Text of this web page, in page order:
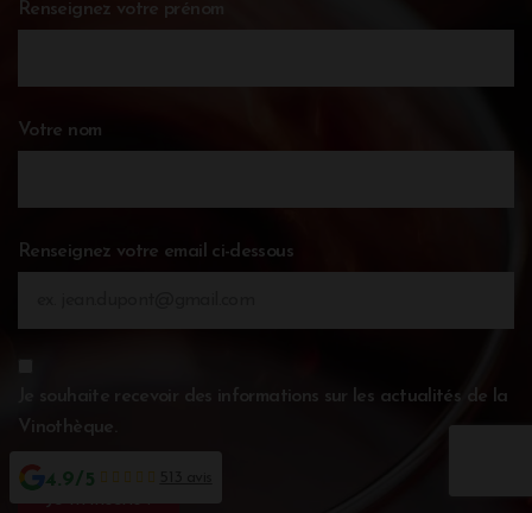
Renseignez votre prénom
Votre nom
Renseignez votre email ci-dessous
Je souhaite recevoir des informations sur les actualités de la
Vinothèque.
4.9/5